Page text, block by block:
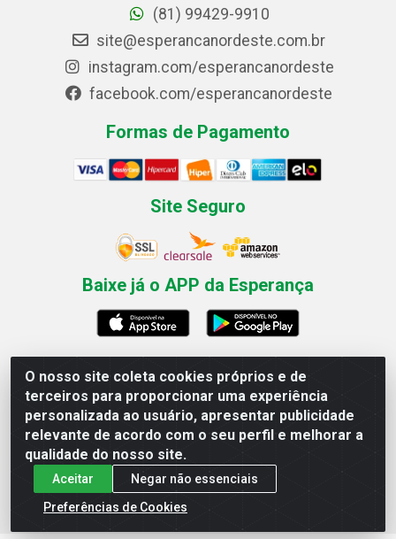
O nosso site coleta cookies próprios e de
terceiros para proporcionar uma experiência
personalizada ao usuário, apresentar publicidade
relevante de acordo com o seu perfil e melhorar a
qualidade do nosso site.
Aceitar
Negar não essenciais
Preferências de Cookies
(81) 99429-9910
site@esperancanordeste.com.br
instagram.com/esperancanordeste
facebook.com/esperancanordeste
Formas de Pagamento
Site Seguro
Baixe já o APP da Esperança
Esperança Nordeste - Rua Professor Caldas Filho, 291 -
Estância - Recife / PE CEP: 50771-335 - CNPJ
03.666.136/0001-23